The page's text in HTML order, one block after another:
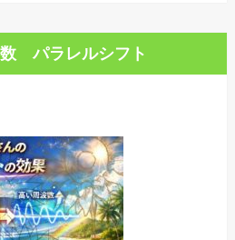
パラレルシフト